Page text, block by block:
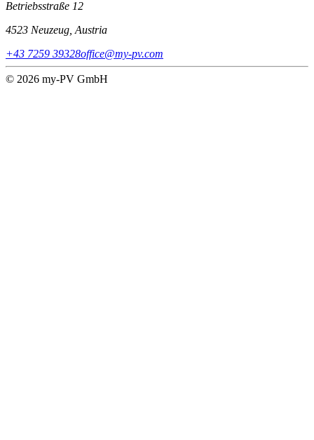
Betriebsstraße 12
4523 Neuzeug, Austria
+43 7259 39328office@my-pv.com
© 2026 my-PV GmbH